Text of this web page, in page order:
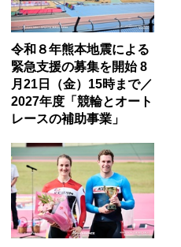
令和８年熊本地震による
緊急支援の募集を開始 8
月21日（金）15時まで／
2027年度「競輪とオート
レースの補助事業」